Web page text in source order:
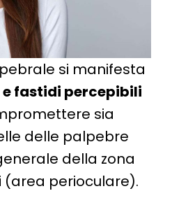
si manifesta
fastidi percepibili
sia
delle palpebre
della zona
(area perioculare).